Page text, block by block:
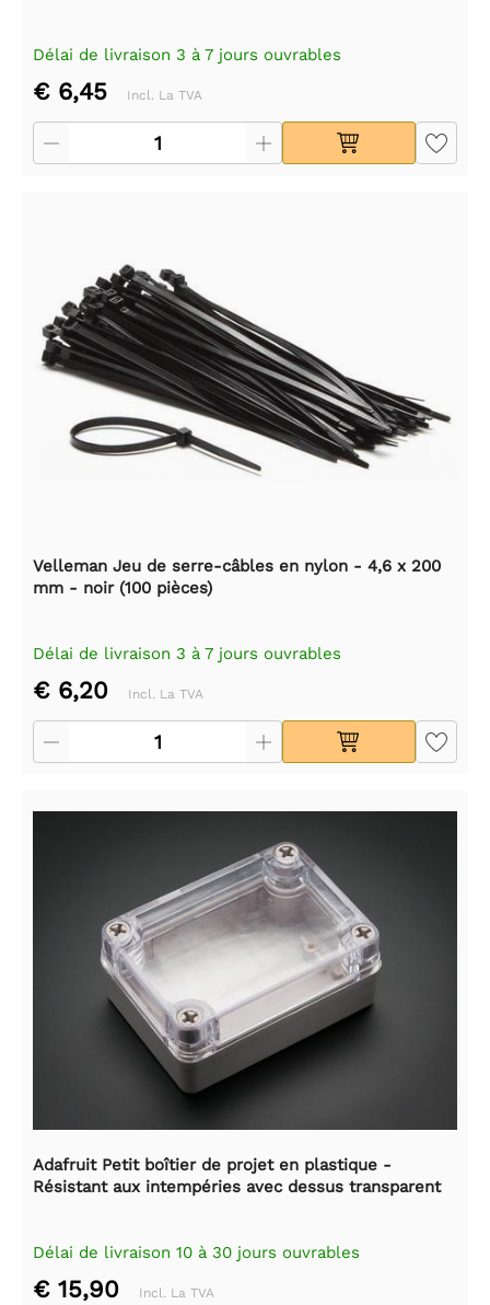
Délai de livraison 3 à 7 jours ouvrables
€ 6,45 Incl. La TVA
Velleman Jeu de serre-câbles en nylon - 4,6 x 200
mm - noir (100 pièces)
Délai de livraison 3 à 7 jours ouvrables
€ 6,20 Incl. La TVA
Adafruit Petit boîtier de projet en plastique -
Résistant aux intempéries avec dessus transparent
Délai de livraison 10 à 30 jours ouvrables
€ 15,90 Incl. La TVA